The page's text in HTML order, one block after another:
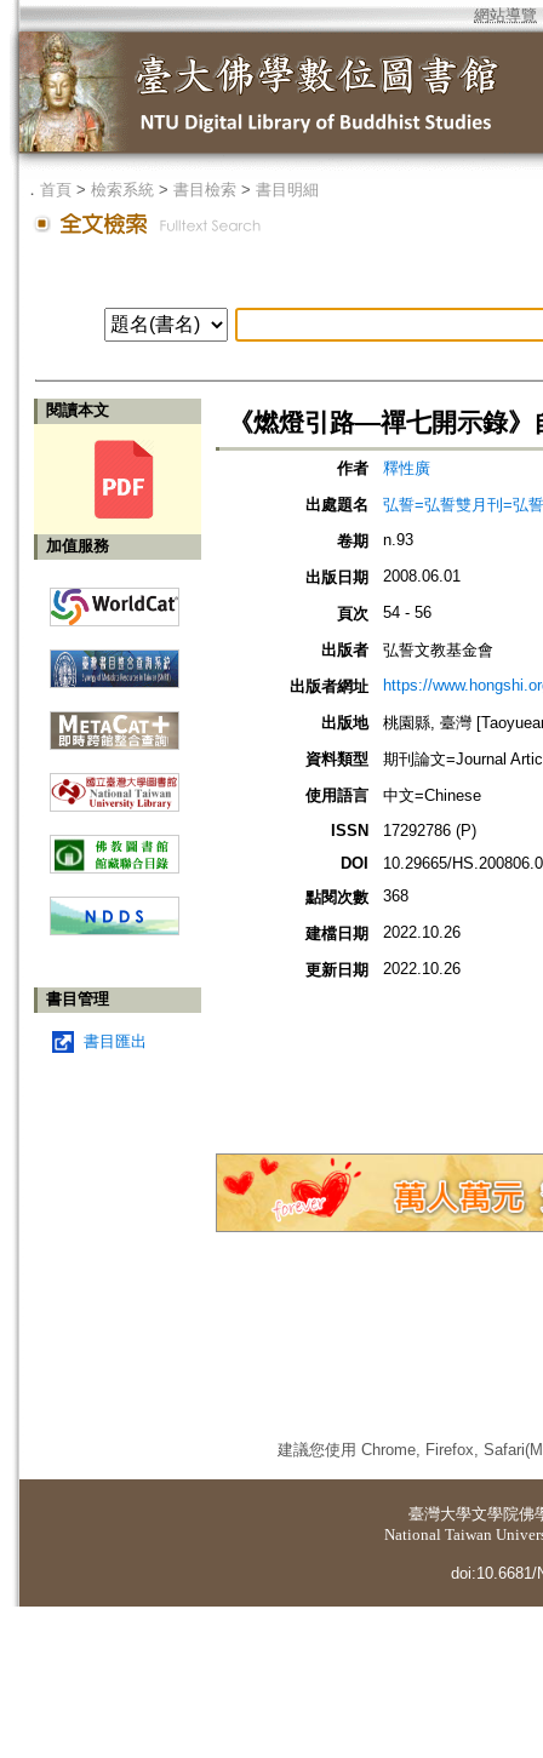
網站導覽
． 首頁 > 檢索系統 > 書目檢索 > 書目明細
閱讀本文
加值服務
書目管理
書目匯出
《燃燈引路—禪七開示錄》
作者
釋性廣
出處題名
弘誓=弘誓雙月刊=弘
卷期
n.93
出版日期 2008.06.01
頁次 54 - 56
出版者
弘誓文教基金會
出版者網址
https://
出版地
桃園縣, 臺灣
資料類型
期刊論文=Journal
使用語言
中文=Chinese
ISSN
17292786 (P)
DOI
10.29665/
點閱次數
368
建檔日期 2022.10.26
更新日期 2022.10.26
建議您使用 Chrome, Firefox,
臺灣大學文學院佛
National Taiwan
doi:10.6681/